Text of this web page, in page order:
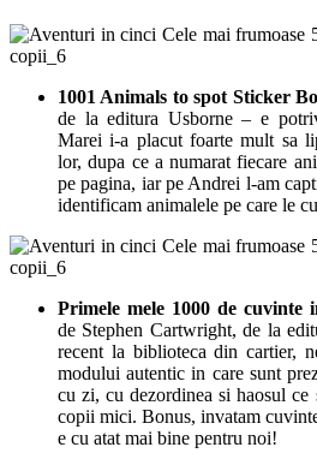
1001 Animals to spot Sticker
de la editura Usborne – e
Marei i-a placut foarte mult sa
lor, dupa ce a numarat fiecare
pe pagina, iar pe Andrei l-am
identificam animalele pe care le
Primele mele 1000 de cuvinte
de Stephen Cartwright, de la
recent la biblioteca din cartier,
modului autentic in care sunt
cu zi, cu dezordinea si haosul
copii mici. Bonus, invatam
e cu atat mai bine pentru noi!